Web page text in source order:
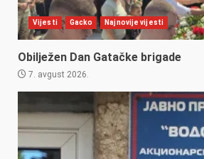
Vijesti Gacko Najnovije vijesti
Obilježen Dan Gatačke brigade
7. avgust 2026.